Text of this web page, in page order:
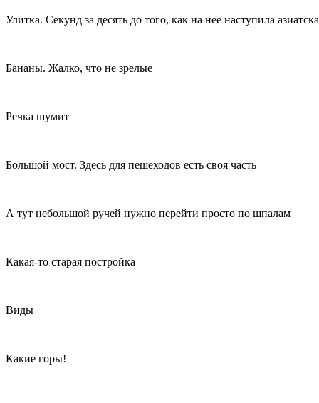
Улитка. Секунд за десять до того, как на нее наступила
Бананы. Жалко, что не зрелые
Речка шумит
Большой мост. Здесь для пешеходов есть своя часть
А тут небольшой ручей нужно перейти просто по шпалам
Какая-то старая постройка
Виды
Какие горы!